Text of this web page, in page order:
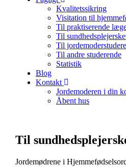
Kvalitetssikring
Visitation til
Til praktiserende
Til
Til
Til andre studerende
Statistik
Blog
Kontakt
Jordemoderen i din
Åbent hus
Til
Jordemødrene i